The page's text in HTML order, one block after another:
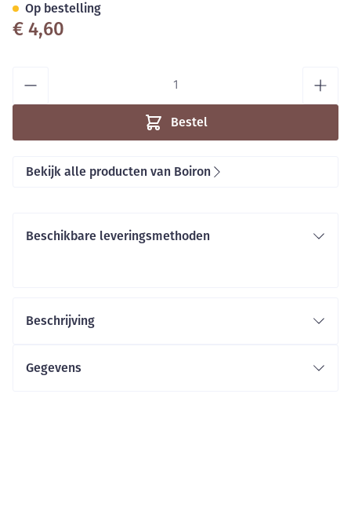
€ 4,60
Bestel
Op bestelling
Bekijk alle producten van Boiron
Beschikbare leveringsmethoden
Beschrijving
Gegevens